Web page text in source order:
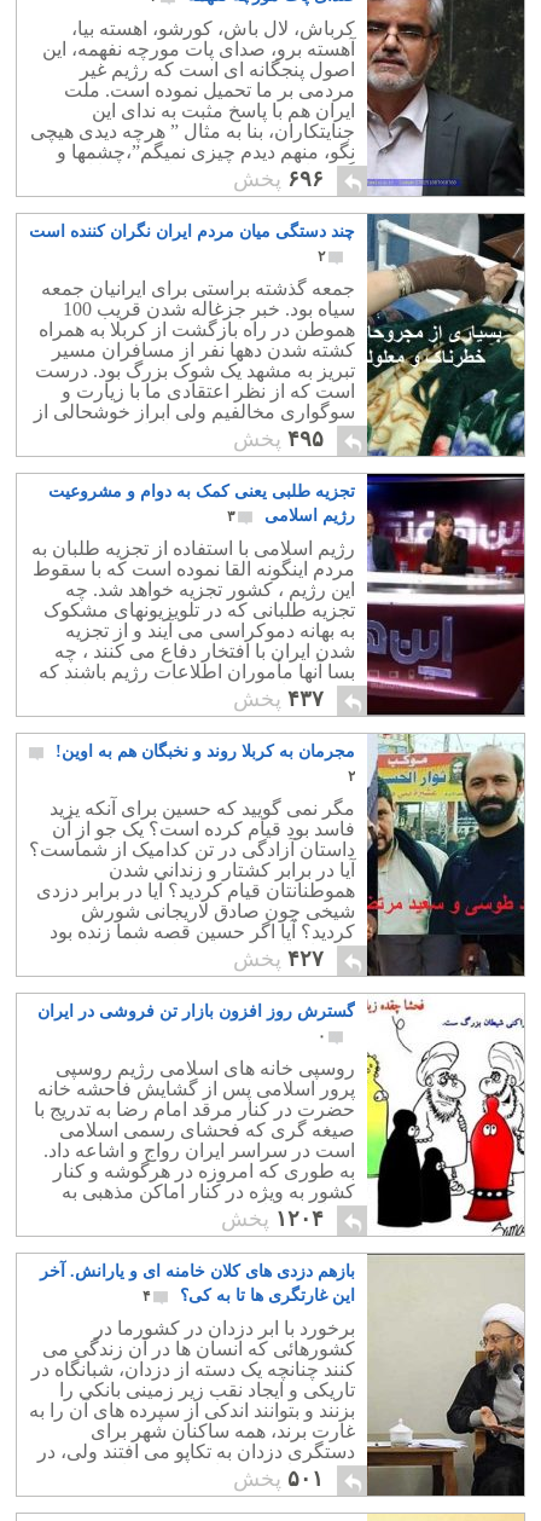
کرباش، لال باش، کورشو، اهسته بیا،
آهسته برو، صدای پات مورچه نفهمه، این
اصول پنجگانه ای است که رژیم غیر
مردمی بر ما تحمیل نموده است. ملت
ایران هم با پاسخ مثبت به ندای این
جنایتکاران، بنا به مثال ‍” هرچه دیدی هیچی
نگو، منهم دیدم چیزی نمیگم”،چشمها و
گوشها را بسته و زبان های خود را از کار
انداخته اند.
۶۹۶ پخش
چند دستگی میان مردم ایران نگران کننده است
۲
جمعه گذشته براستی برای ایرانیان جمعه
سیاه بود. خبر جزغاله شدن قریب 100
هموطن در راه بازگشت از کربلا به همراه
کشته شدن دهها نفر از مسافران مسیر
تبریز به مشهد یک شوک بزرگ بود. درست
است که از نظر اعتقادی ما با زیارت و
سوگواری مخالفیم ولی ابراز خوشحالی از
پیشامد دردناک و مهیب هرگز درست
نیست و اندوهبار است. دل هر انسانی
بخاطر مصیبتی که به زائران و خانواده
شان وارد آمده باید اندوهگین باشد، حتی
اکر اعتقاداتی متفاوت با ما داشته باشند. با
کمال تعجب دیدیم که در فضای مجازی
گروهی از هموطنان عمدتاً مخالف رژیم و
مخالف شیعه گری سیاسی از کشته شدن
زوّار ابراز شادمانی کردند.
۴۹۵ پخش
تجزیه طلبی یعنی کمک به دوام و مشروعیت
رژیم اسلامی
۳
رژیم اسلامی با استفاده از تجزیه طلبان به
مردم اینگونه القا نموده است که با سقوط
این رژیم ، کشور تجزیه خواهد شد. چه
تجزیه طلبانی که در تلویزیونهای مشکوک
به بهانه دموکراسی می آیند و از تجزیه
شدن ایران با افتخار دفاع می کنند ، چه
بسا آنها مأموران اطلاعات رژیم باشند که
سعی در ارعاب مردم داشته و توسل از
ناچاری به رژیم دزد اسلامی را بیافرینند. در
واقع مردم می بینند که بهتر است با رژیم
جهل و فساد و خون بسازند تا اینکه به
سرنوشت عراق و سوریه دچار شوند.
براحتی می توان حس کرد که نفوذ
اطلاعات رژیم اسلامی در بسیاری از
تلویزیونهای مثلاً آزادیخواه خارج از کشور تا
جایی است که این تلویزیونها از مهمانان
تجزیه طلب دعوت می کنند! این چیزی جز
کمک به دوام رژیم و آب در آسیابش ریختن
است؟
۴۳۷ پخش
مجرمان به کربلا روند و نخبگان هم به اوین!
۲
مگر نمی گویید که حسین برای آنکه یزید
فاسد بود قیام کرده است؟ یک جو از آن
داستان آزادگی در تن کدامیک از شماست؟
آیا در برابر کشتار و زندانی شدن
هموطنانتان قیام کردید؟ آیا در برابر دزدی
شیخی چون صادق لاریجانی شورش
کردید؟ آیا اگر حسین قصه شما زنده بود
علیه امثال خامنه ای و لاریجانی ساکت می
ماند؟ این چه مذهب جعلی و دروغین است
که برای خود ساخته اید که حتی حاضر
نیستید به دستورات و پیامهای امام خودتان
عمل نمایید؟
۴۲۷ پخش
گسترش روز افزون بازار تن فروشی در ایران
۰
روسپی خانه های اسلامی رژیم روسپی
پرور اسلامی پس از گشایش فاحشه خانه
حضرت در کنار مرقد امام رضا به تدریج با
صیغه گری که فحشای رسمی اسلامی
است در سراسر ایران رواج و اشاعه داد.
به طوری که امروزه در هرگوشه و کنار
کشور به ویژه در کنار اماکن مذهبی به
میزان فراوان دیده می شود.
۱۲۰۴ پخش
بازهم دزدی های کلان خامنه ای و یارانش. آخر
این غارتگری ها تا به کی؟
۴
برخورد با ابر دزدان در کشورما در
کشورهائی که انسان ها در آن زندگی می
کنند چنانچه یک دسته از دزدان، شبانگاه در
تاریکی و ایجاد نقب زیر زمینی بانکی را
بزنند و بتوانند اندکی از سپرده های آن را به
غارت برند، همه ساکنان شهر برای
دستگری دزدان به تکاپو می افتند ولی، در
کشور ماتم زده ما چنین خبرهائی نیست.
۵۰۱ پخش